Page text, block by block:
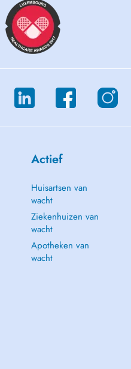
Actief
Huisartsen van
wacht
Ziekenhuizen van
wacht
Apotheken van
wacht